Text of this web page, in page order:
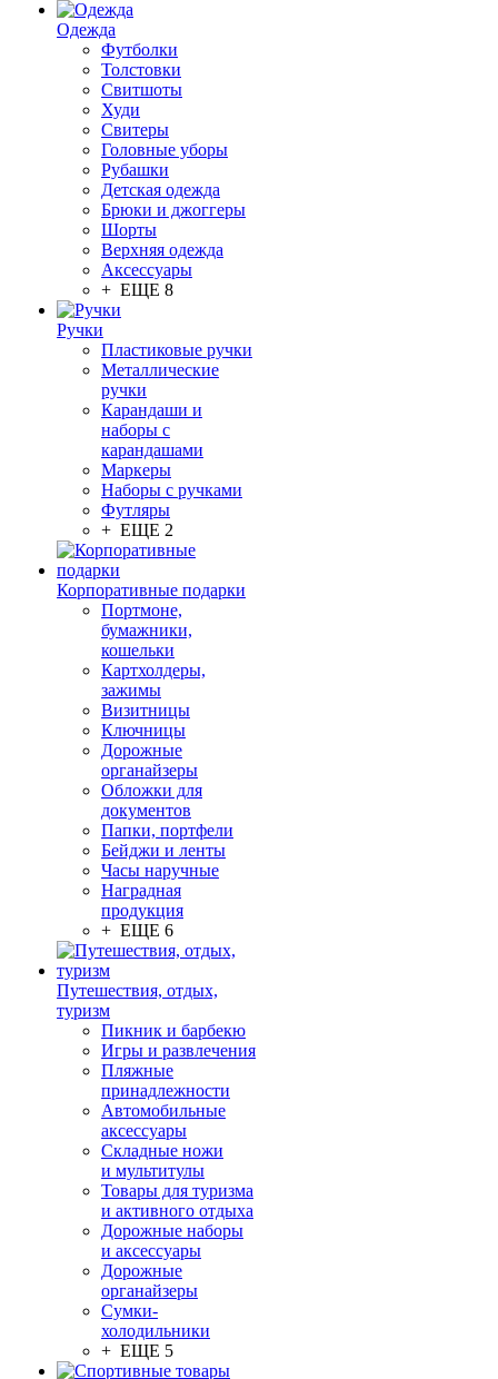
Одежда
Футболки
Толстовки
Свитшоты
Худи
Свитеры
Головные уборы
Рубашки
Детская одежда
Брюки и джоггеры
Шорты
Верхняя одежда
Аксессуары
+ ЕЩЕ 8
Ручки
Пластиковые ручки
Металлические
ручки
Карандаши и
наборы с
карандашами
Маркеры
Наборы с ручками
Футляры
+ ЕЩЕ 2
Корпоративные подарки
Портмоне,
бумажники,
кошельки
Картхолдеры,
зажимы
Визитницы
Ключницы
Дорожные
органайзеры
Обложки для
документов
Папки, портфели
Бейджи и ленты
Часы наручные
Наградная
продукция
+ ЕЩЕ 6
Путешествия, отдых,
туризм
Пикник и барбекю
Игры и развлечения
Пляжные
принадлежности
Автомобильные
аксессуары
Складные ножи
и мультитулы
Товары для туризма
и активного отдыха
Дорожные наборы
и аксессуары
Дорожные
органайзеры
Сумки-
холодильники
+ ЕЩЕ 5